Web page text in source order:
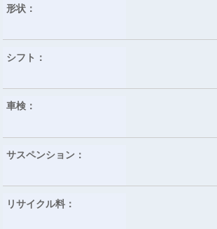
形状：
シフト：
車検：
サスペンション：
リサイクル料：